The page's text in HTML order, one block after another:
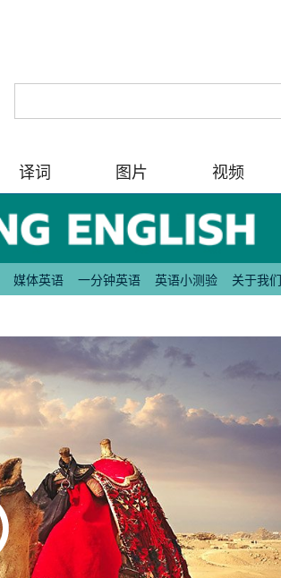
译词 图片 视频
媒体英语 一分钟英语 英语小测验 关于我们